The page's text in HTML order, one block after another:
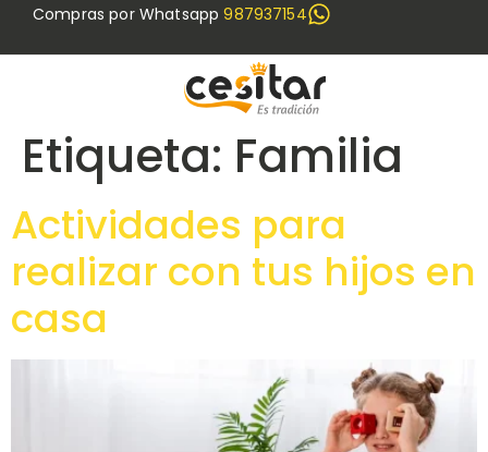
Compras por Whatsapp 987937154
Etiqueta: Familia
Actividades para
realizar con tus hijos en
casa